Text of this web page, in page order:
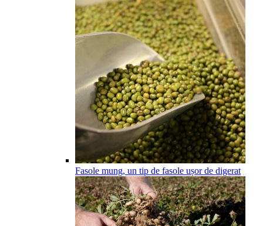
Fasole mung, un tip de fasole ușor de digerat